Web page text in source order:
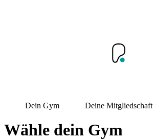
Dein Gym
Deine Mitgliedschaft
Wähle dein Gym